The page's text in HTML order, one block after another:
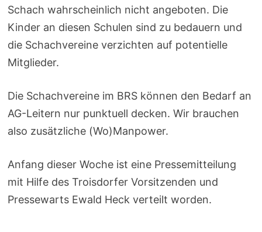
Schach wahrscheinlich nicht angeboten. Die
Kinder an diesen Schulen sind zu bedauern und
die Schachvereine verzichten auf potentielle
Mitglieder.
Die Schachvereine im BRS können den Bedarf an
AG-Leitern nur punktuell decken. Wir brauchen
also zusätzliche (Wo)Manpower.
Anfang dieser Woche ist eine Pressemitteilung
mit Hilfe des Troisdorfer Vorsitzenden und
Pressewarts Ewald Heck verteilt worden.